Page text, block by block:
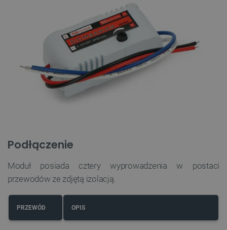
Podłączenie
Moduł posiada cztery wyprowadzenia w postaci
przewodów ze zdjętą izolacją.
PRZEWÓD OPIS